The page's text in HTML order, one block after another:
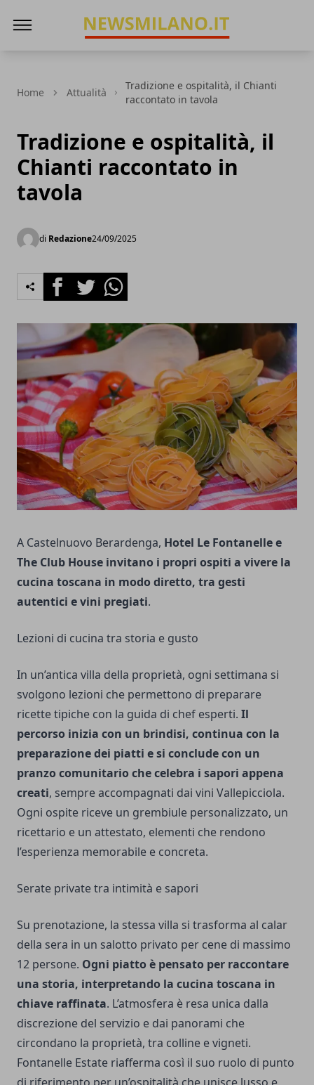
Home Attualità
Tradizione e ospitalità, il Chianti
raccontato in tavola
Tradizione e ospitalità, il
Chianti raccontato in
tavola
di Redazione24/09/2025
FacebookTwitterWhatsapp
A Castelnuovo Berardenga, Hotel Le Fontanelle e
The Club House invitano i propri ospiti a vivere la
cucina toscana in modo diretto, tra gesti
autentici e vini pregiati.
Lezioni di cucina tra storia e gusto
In un’antica villa della proprietà, ogni settimana si
svolgono lezioni che permettono di preparare
ricette tipiche con la guida di chef esperti. Il
percorso inizia con un brindisi, continua con la
preparazione dei piatti e si conclude con un
pranzo comunitario che celebra i sapori appena
creati, sempre accompagnati dai vini Vallepicciola.
Ogni ospite riceve un grembiule personalizzato, un
ricettario e un attestato, elementi che rendono
l’esperienza memorabile e concreta.
Serate private tra intimità e sapori
Su prenotazione, la stessa villa si trasforma al calar
della sera in un salotto privato per cene di massimo
12 persone. Ogni piatto è pensato per raccontare
una storia, interpretando la cucina toscana in
chiave raffinata. L’atmosfera è resa unica dalla
discrezione del servizio e dai panorami che
circondano la proprietà, tra colline e vigneti.
Fontanelle Estate riafferma così il suo ruolo di punto